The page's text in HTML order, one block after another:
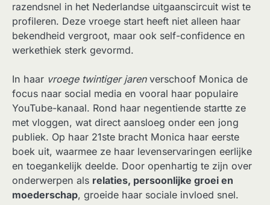
razendsnel in het Nederlandse uitgaanscircuit wist te
profileren. Deze vroege start heeft niet alleen haar
bekendheid vergroot, maar ook self-confidence en
werkethiek sterk gevormd.
In haar vroege twintiger jarenverschoof Monica de
focus naar social media en vooral haar populaire
YouTube-kanaal. Rond haar negentiende startte ze
met vloggen, wat direct aansloeg onder een jong
publiek. Op haar 21ste bracht Monica haar eerste
boek uit, waarmee ze haar levenservaringen eerlijke
en toegankelijk deelde. Door openhartig te zijn over
onderwerpen als relaties, persoonlijke groei en
moederschap, groeide haar sociale invloed snel.